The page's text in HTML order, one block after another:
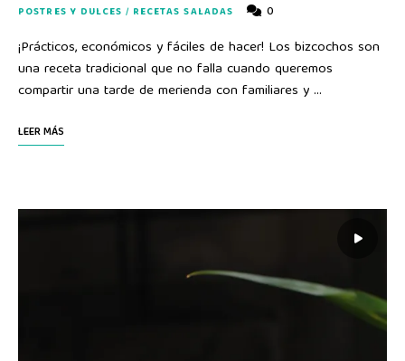
POSTRES Y DULCES / RECETAS SALADAS 0
¡Prácticos, económicos y fáciles de hacer! Los bizcochos son
una receta tradicional que no falla cuando queremos
compartir una tarde de merienda con familiares y …
LEER MÁS